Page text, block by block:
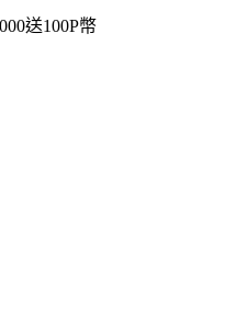
送100P幣